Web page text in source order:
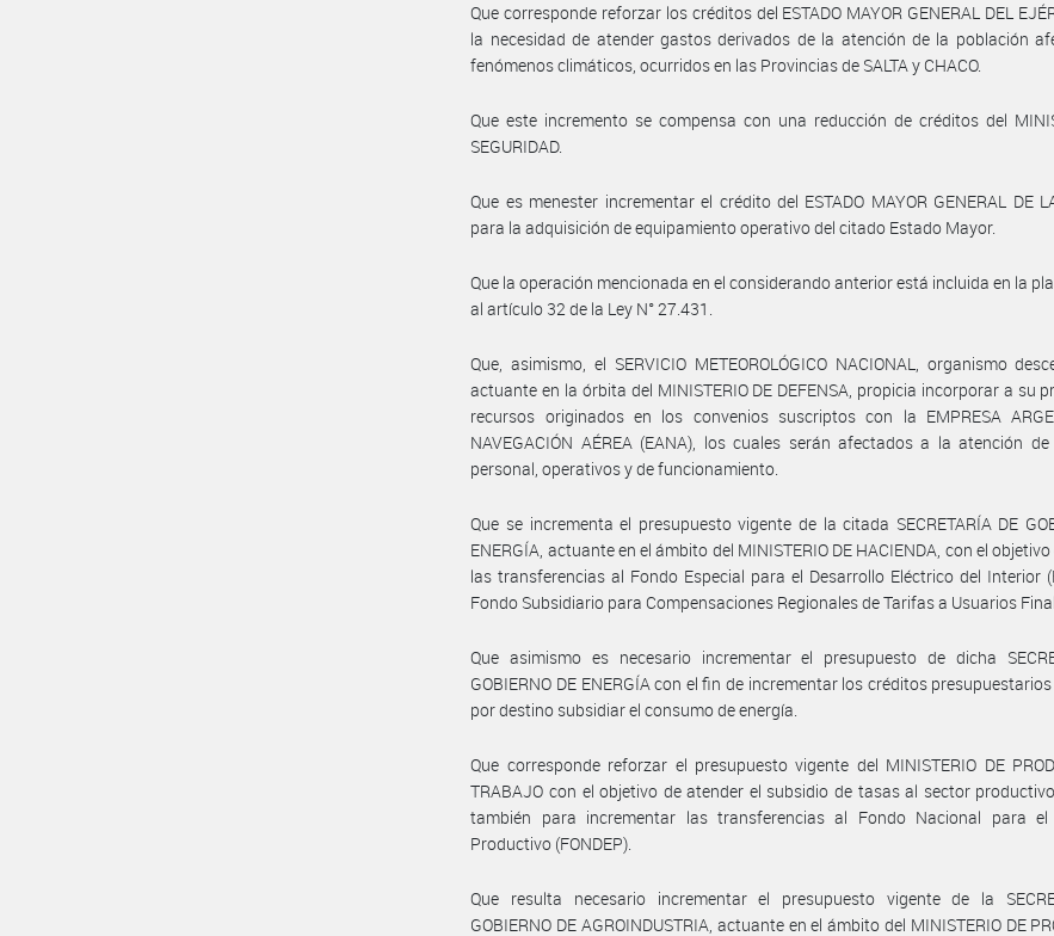
Que corresponde reforzar los créditos del ESTADO MAYOR GENERAL DEL
la necesidad de atender gastos derivados de la atención de la población
fenómenos climáticos, ocurridos en las Provincias de SALTA y CHACO.
Que este incremento se compensa con una reducción de créditos del
SEGURIDAD.
Que es menester incrementar el crédito del ESTADO MAYOR GENERAL DE
para la adquisición de equipamiento operativo del citado Estado Mayor.
Que la operación mencionada en el considerando anterior está incluida en la
al artículo 32 de la Ley N° 27.431.
Que, asimismo, el SERVICIO METEOROLÓGICO NACIONAL, organismo
actuante en la órbita del MINISTERIO DE DEFENSA, propicia incorporar a su
recursos originados en los convenios suscriptos con la EMPRESA
NAVEGACIÓN AÉREA (EANA), los cuales serán afectados a la atención
personal, operativos y de funcionamiento.
Que se incrementa el presupuesto vigente de la citada SECRETARÍA DE
ENERGÍA, actuante en el ámbito del MINISTERIO DE HACIENDA, con el
las transferencias al Fondo Especial para el Desarrollo Eléctrico del Interior
Fondo Subsidiario para Compensaciones Regionales de Tarifas a Usuarios
Que asimismo es necesario incrementar el presupuesto de dicha
GOBIERNO DE ENERGÍA con el fin de incrementar los créditos
por destino subsidiar el consumo de energía.
Que corresponde reforzar el presupuesto vigente del MINISTERIO DE
TRABAJO con el objetivo de atender el subsidio de tasas al sector
también para incrementar las transferencias al Fondo Nacional para el
Productivo (FONDEP).
Que resulta necesario incrementar el presupuesto vigente de la
GOBIERNO DE AGROINDUSTRIA, actuante en el ámbito del MINISTERIO DE